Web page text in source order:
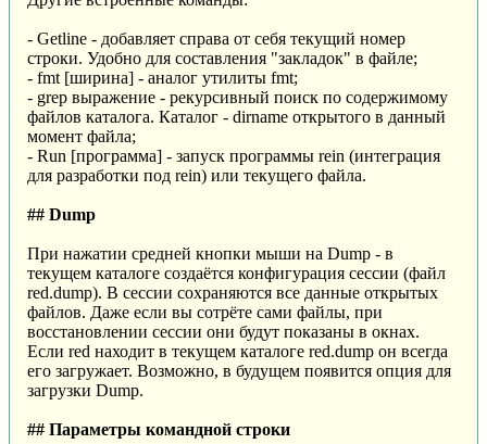
- Getline - добавляет справа от себя текущий номер
строки. Удобно для составления "закладок" в файле;
- fmt [ширина] - аналог утилиты fmt;
- grep выражение - рекурсивный поиск по содержимому
файлов каталога. Каталог - dirname открытого в данный
момент файла;
- Run [программа] - запуск программы rein (интеграция
для разработки под rein) или текущего файла.
## Dump
При нажатии средней кнопки мыши на Dump - в
текущем каталоге создаётся конфигурация сессии (файл
red.dump). В сессии сохраняются все данные открытых
файлов. Даже если вы сотрёте сами файлы, при
восстановлении сессии они будут показаны в окнах.
Если red находит в текущем каталоге red.dump он всегда
его загружает. Возможно, в будущем появится опция для
загрузки Dump.
## Параметры командной строки